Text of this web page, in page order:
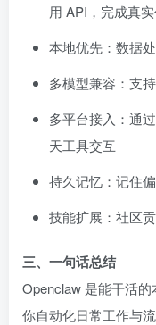
用 API，完成真
本地优先：数据
多模型兼容：支
多平台接入：通
天工具交互
持久记忆：记住
技能扩展：社区
三、一句话总结
Openclaw 是能干活
你自动化日常工作与